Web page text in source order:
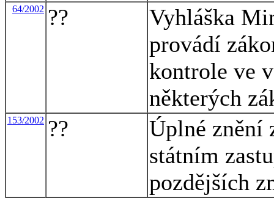
64/2002 ??
Vyhláška
provádí
kontrole ve
některých
153/2002 ??
Úplné znění
státním
pozdějších